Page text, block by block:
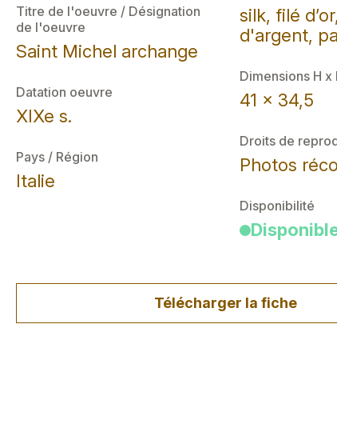
Titre de l'oeuvre / Désignation
de l'oeuvre
Saint Michel archange
Datation oeuvre
XIXe s.
Pays / Région
Italie
silk, filé
d'argent,
Dimensions H x
41 x 34,5
Droits de
Photos
Disponibilité
Télécharger la fiche